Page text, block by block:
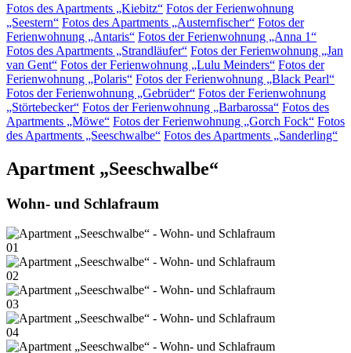
Fotos des Apartments „Kiebitz“ Fotos der Ferienwohnung
„Seestern“ Fotos des Apartments „Austernfischer“ Fotos der
Ferienwohnung „Antaris“ Fotos der Ferienwohnung „Anna 1“
Fotos des Apartments „Strandläufer“ Fotos der Ferienwohnung „Jan
van Gent“ Fotos der Ferienwohnung „Lulu Meinders“ Fotos der
Ferienwohnung „Polaris“ Fotos der Ferienwohnung „Black Pearl“
Fotos der Ferienwohnung „Gebrüder“ Fotos der Ferienwohnung
„Störtebecker“ Fotos der Ferienwohnung „Barbarossa“ Fotos des
Apartments „Möwe“ Fotos der Ferienwohnung „Gorch Fock“ Fotos
des Apartments „Seeschwalbe“ Fotos des Apartments „Sanderling“
Apartment „Seeschwalbe“
Wohn- und Schlafraum
01
02
03
04